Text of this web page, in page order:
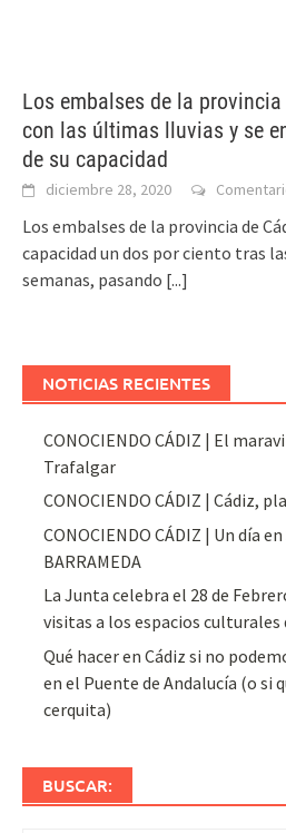
Los embalses de la
con las últimas lluvias y se
de su capacidad
diciembre 28, 2020
Los embalses de la provincia de
capacidad un dos por ciento tras
semanas, pasando [...]
NOTICIAS RECIENTES
CONOCIENDO CÁDIZ | El
Trafalgar
CONOCIENDO CÁDIZ | Cádiz,
CONOCIENDO CÁDIZ | Un día en
BARRAMEDA
La Junta celebra el 28 de
visitas a los espacios culturales
Qué hacer en Cádiz si no
en el Puente de Andalucía (o si
cerquita)
BUSCAR: